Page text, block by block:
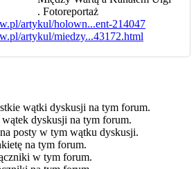
. Fotoreportaż
artykul/holown...ent-214047
artykul/miedzy...43172.html
wątki dyskusji na tym forum.
dyskusji na tym forum.
posty w tym wątku dyskusji.
na tym forum.
w tym forum.